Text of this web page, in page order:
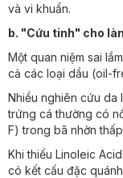
và vi khuẩn.
b. "Cứu tinh" cho
Một quan niệm sai
cả các loại dầu (oil-
Nhiều nghiên cứu da
trứng cá thường có
F) trong bã nhờn
Khi thiếu Linoleic
có kết cấu đặc